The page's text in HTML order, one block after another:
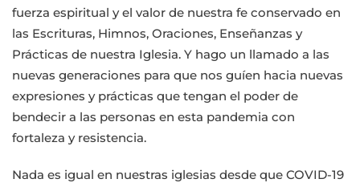
fuerza espiritual y el valor de nuestra fe conservado en
las Escrituras, Himnos, Oraciones, Enseñanzas y
Prácticas de nuestra Iglesia. Y hago un llamado a las
nuevas generaciones para que nos guíen hacia nuevas
expresiones y prácticas que tengan el poder de
bendecir a las personas en esta pandemia con
fortaleza y resistencia.
Nada es igual en nuestras iglesias desde que COVID-19